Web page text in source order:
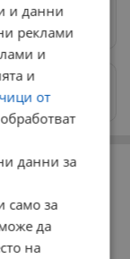
на
и данни
реклами
и
и
от
данни за
само за
да
на